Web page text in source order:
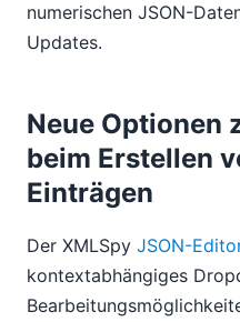
numerischen JSON-
Updates.
Neue Optionen
beim Erstellen
Einträgen
Der XMLSpy JSON-
kontextabhängiges